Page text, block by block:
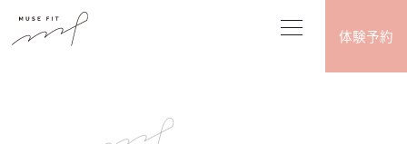
体験予約